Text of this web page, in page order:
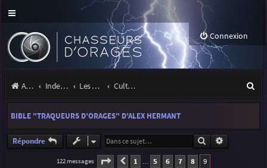
Connexion
Accueil Index du forum Les orages Culture & médias
e
BIBLE "TRAQUEURS D'ORAGES" D'ALEX HERMANT
Répondre Rechercher
122 messages Page 9sur
Précédente
1 … 5 6 7 8 9